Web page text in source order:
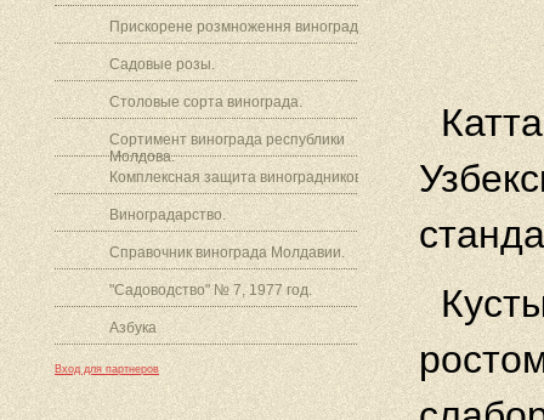
Прискорене розмноження винограду.
Садовые розы.
Столовые сорта винограда.
Сортимент винограда республики
Молдова.
Комплексная защита виноградников.
Виноградарство.
Справочник винограда Молдавии.
"Садоводство" № 7, 1977 год.
Азбука
Вход для партнеров